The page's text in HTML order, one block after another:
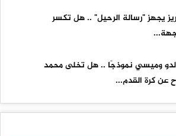
يجهز "رسالة الرحيل" .. هل تكسر
وميسي نموذجًا .. هل تخلى محمد
عن كرة القدم...